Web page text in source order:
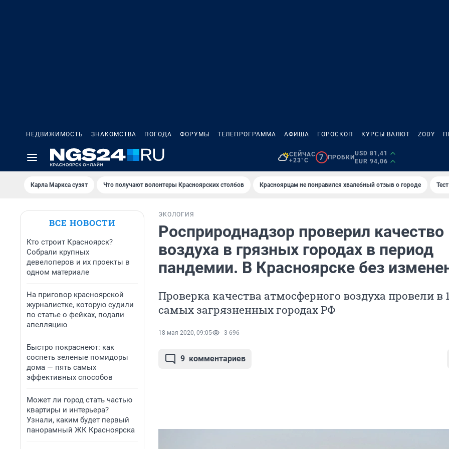
НЕДВИЖИМОСТЬ ЗНАКОМСТВА ПОГОДА ФОРУМЫ ТЕЛЕПРОГРАММА АФИША ГОРОСКОП КУРСЫ ВАЛЮТ ZODY
СЕЙЧАС
+23°C
7 ПРОБКИ
USD 81,41
EUR 94,06
Карла Маркса сузят Что получают волонтеры Красноярских столбов Красноярцам не понравился хвалебный отзыв о городе
ВСЕ НОВОСТИ
Кто строит Красноярск?
Собрали крупных
девелоперов и их проекты в
одном материале
На приговор красноярской
журналистке, которую судили
по статье о фейках, подали
апелляцию
Быстро покраснеют: как
соспеть зеленые помидоры
дома — пять самых
эффективных способов
Может ли город стать частью
квартиры и интерьера?
Узнали, каким будет первый
панорамный ЖК Красноярска
ЭКОЛОГИЯ
Росприроднадзор проверил качество
воздуха в грязных городах в период
пандемии. В Красноярске без
Проверка качества атмосферного воздуха провели в
самых загрязненных городах РФ
18 мая 2020, 09:05 3 696
9 комментариев